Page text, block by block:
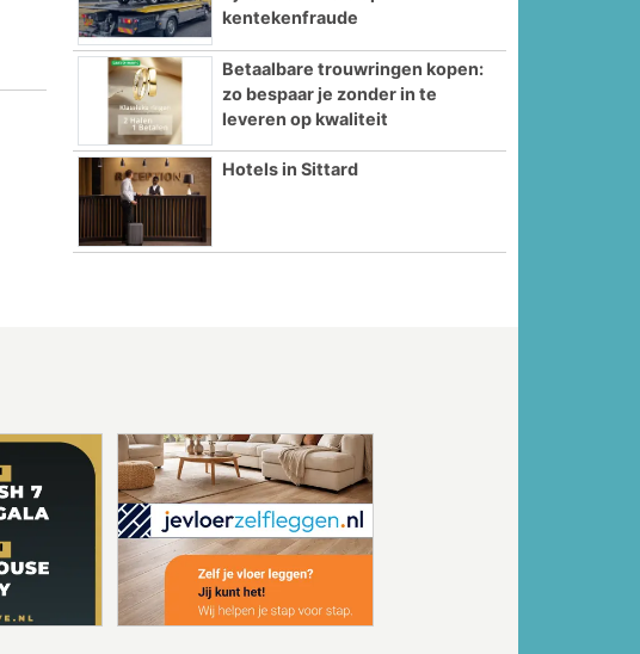
kentekenfraude
Betaalbare trouwringen kopen:
zo bespaar je zonder in te
leveren op kwaliteit
Hotels in Sittard